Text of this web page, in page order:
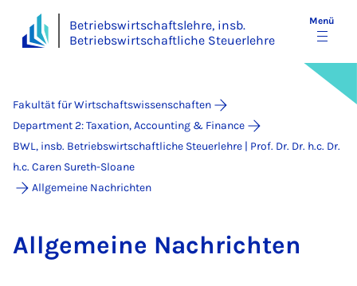
Betriebswirtschaftslehre, insb.
Betriebswirtschaftliche Steuerlehre
Menü
Fakultät für Wirtschaftswissenschaften
Department 2: Taxation, Accounting & Finance
BWL, insb. Betriebswirtschaftliche Steuerlehre | Prof. Dr. Dr. h.c. Dr.
h.c. Caren Sureth-Sloane
Allgemeine Nachrichten
All­ge­mei­ne Nach­rich­ten